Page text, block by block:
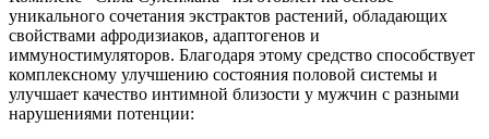
уникального сочетания экстрактов растений, обладающих
свойствами афродизиаков, адаптогенов и
иммуностимуляторов. Благодаря этому средство способствует
комплексному улучшению состояния половой системы и
улучшает качество интимной близости у мужчин с разными
нарушениями потенции: